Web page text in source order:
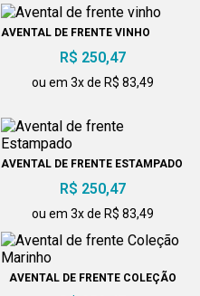
AVENTAL DE FRENTE VINHO
R$ 250,47
ou em 3x de R$ 83,49
AVENTAL DE FRENTE ESTAMPADO
R$ 250,47
ou em 3x de R$ 83,49
AVENTAL DE FRENTE COLEÇÃO
MARINHO